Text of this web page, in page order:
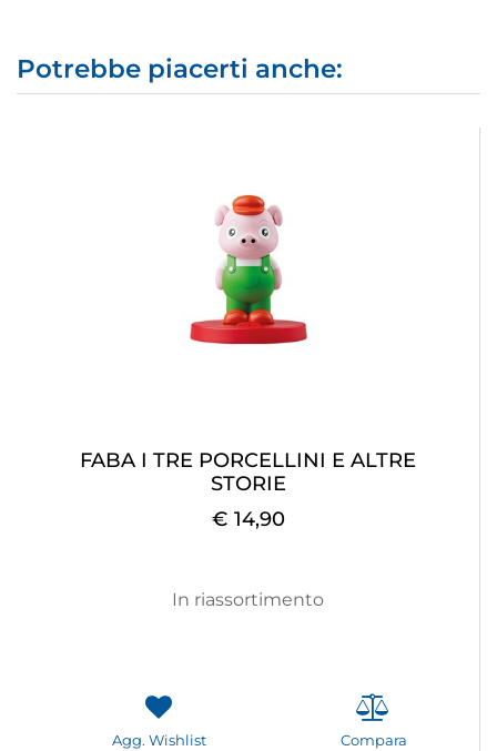
Potrebbe piacerti anche:
FABA I TRE PORCELLINI E ALTRE
STORIE
€ 14,90
In riassortimento
Agg. Wishlist Compara